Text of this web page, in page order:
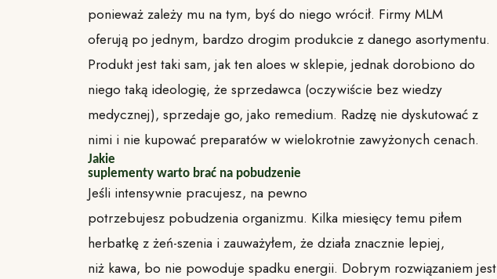
ponieważ zależy mu na tym, byś do niego wrócił. Firmy MLM
oferują po jednym, bardzo drogim produkcie z danego asortymentu.
Produkt jest taki sam, jak ten aloes w sklepie, jednak dorobiono do
niego taką ideologię, że sprzedawca (oczywiście bez wiedzy
medycznej), sprzedaje go, jako remedium. Radzę nie dyskutować z
nimi i nie kupować preparatów w wielokrotnie zawyżonych cenach.
Jakie
suplementy warto brać na pobudzenie
Jeśli intensywnie pracujesz, na pewno
potrzebujesz pobudzenia organizmu. Kilka miesięcy temu piłem
herbatkę z żeń-szenia i zauważyłem, że działa znacznie lepiej,
niż kawa, bo nie powoduje spadku energii. Dobrym rozwiązaniem jest